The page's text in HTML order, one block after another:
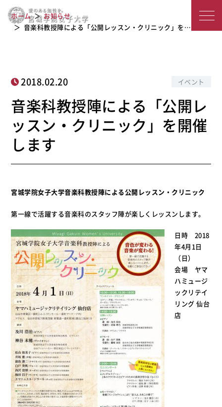
城
子
大
音楽科教授陣による「公開レッスン・
クリニック」を開催します
ホーム
お知らせ
音楽科教授陣による「公開レッスン・クリニック」を…
2018.02.20 イベント
音楽科教授陣による「公開レ
ッスン・クリニック」を開催
します
宮城学院女子大学音楽科教授陣による公開レッスン・クリニック
第一線で活躍する音楽科のスタッフ陣が楽しくレッスンします。
日時 2018
年4月1日
（日）
会場 ヤマ
ハミュージ
ックリテイ
リング 仙台
店